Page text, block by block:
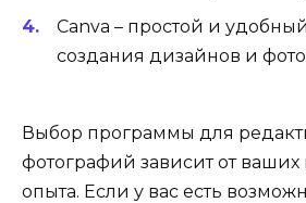
Canva – простой и
создания дизайнов и
Выбор программы для
фотографий зависит от ваших
опыта. Если у вас есть